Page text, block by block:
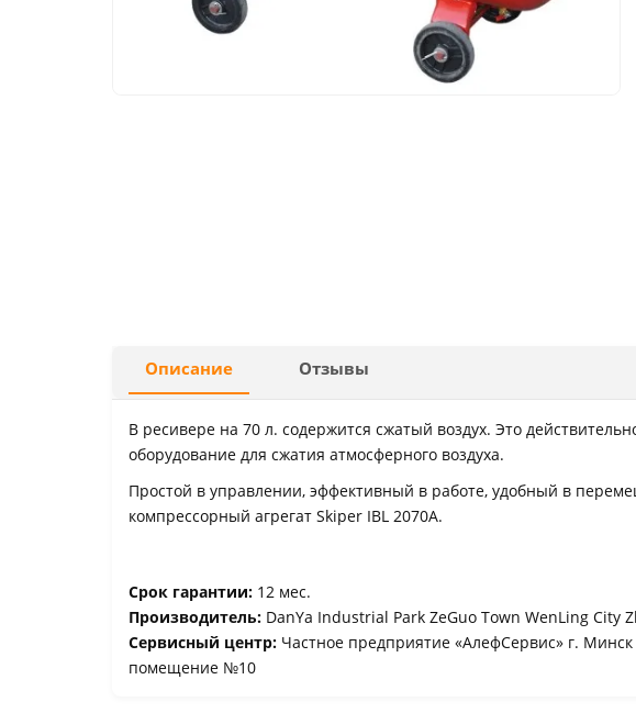
Описание Отзывы
В ресивере на 70 л. содержится сжатый воздух. Это
оборудование для сжатия атмосферного воздуха.
Простой в управлении, эффективный в работе, удобный в
компрессорный агрегат Skiper IBL 2070A.
Срок гарантии: 12 мес.
Производитель: DanYa Industrial Park ZeGuo Town WenLing City
Сервисный центр: Частное предприятие «АлефСервис» г.
помещение №10